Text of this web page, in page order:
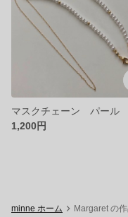
マスクチェーン パール
1,200円
minne ホーム Margaret の